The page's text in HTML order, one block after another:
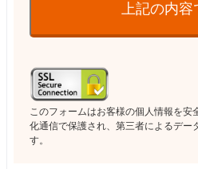
上記の内容
このフォームはお客様の個人情報を
化通信で保護され、第三者によるデー
す。